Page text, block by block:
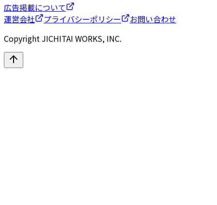
広告掲載について
運営会社
プライバシーポリシー
お問い合わせ
Copyright JICHITAI WORKS, INC.